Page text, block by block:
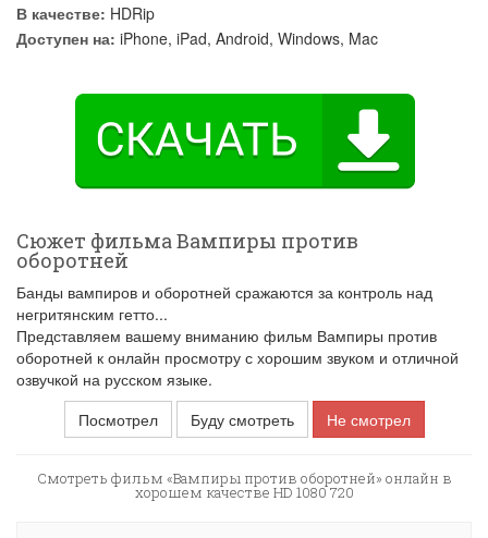
В качестве: HDRip
Доступен на: iPhone, iPad, Android, Windows, Mac
Сюжет фильма Вампиры против
оборотней
Банды вампиров и оборотней сражаются за контроль над
негритянским гетто...
Представляем вашему вниманию фильм Вампиры против
оборотней к онлайн просмотру с хорошим звуком и отличной
озвучкой на русском языке.
Посмотрел
Буду смотреть Не смотрел
Смотреть фильм «Вампиры против оборотней» онлайн в
хорошем качестве HD 1080 720